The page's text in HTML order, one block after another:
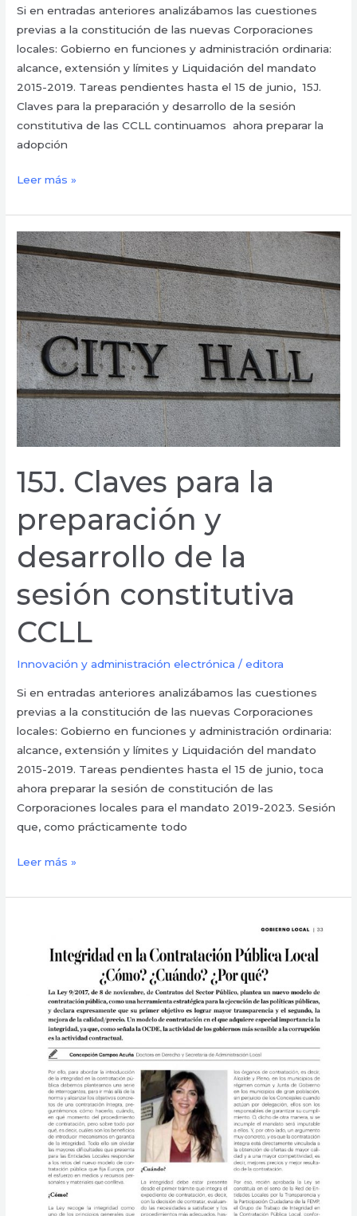
Si en entradas anteriores analizábamos las cuestiones
previas a la constitución de las nuevas Corporaciones
locales: Gobierno en funciones y administración ordinaria:
alcance, extensión y límites y Liquidación del mandato
2015-2019. Tareas pendientes hasta el 15 de junio, 15J.
Claves para la preparación y desarrollo de la sesión
constitutiva de las CCLL continuamos ahora preparar la
adopción
Leer más »
15J. Claves para la
preparación y
desarrollo de la
sesión constitutiva
CCLL
Innovación y administración electrónica /editora
Si en entradas anteriores analizábamos las cuestiones
previas a la constitución de las nuevas Corporaciones
locales: Gobierno en funciones y administración ordinaria:
alcance, extensión y límites y Liquidación del mandato
2015-2019. Tareas pendientes hasta el 15 de junio, toca
ahora preparar la sesión de constitución de las
Corporaciones locales para el mandato 2019-2023. Sesión
que, como prácticamente todo
15J.
Claves
para
la
preparación
y
desarrollo
de
la
sesión
constitutiva
CCLL
Leer más »
Pública
¿Cómo,
cuándo